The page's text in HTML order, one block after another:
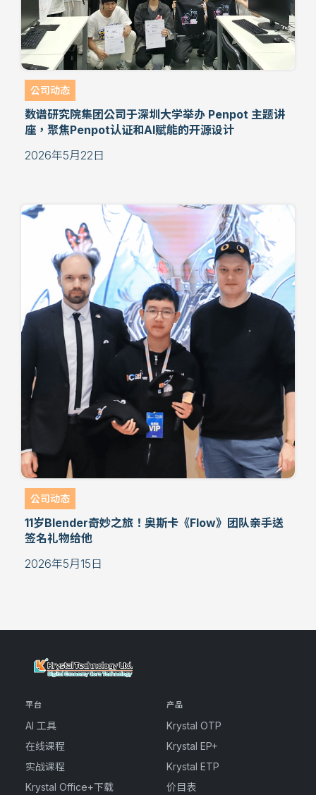
公司动态
数谱研究院集团公司于深圳大学举办 Penpot 主题讲
座，聚焦Penpot认证和AI赋能的开源设计
2026年5月22日
公司动态
11岁Blender奇妙之旅！奥斯卡《Flow》团队亲手送
签名礼物给他
2026年5月15日
平台
AI 工具
在线课程
实战课程
Krystal Office+下载
产品
Krystal OTP
Krystal EP+
Krystal ETP
价目表